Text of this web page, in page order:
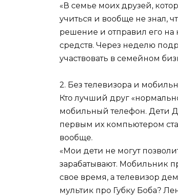
«В семье моих друзей,
учиться и вообще не знал,
решение и отправил его на
средств. Через неделю
участвовать в семейном
2. Без телевизора и
Кто лучший друг
мобильный телефон. Дети
первым их компьютером
вообще.
«Мои дети не могут
зарабатывают. Мобильник
свое время, а телевизор
мультик про Губку Боба?